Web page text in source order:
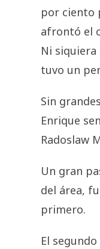
por ciento
afrontó el
Ni
tuvo un
Sin
Enrique
Radoslaw
Un gran
del área,
primero.
El